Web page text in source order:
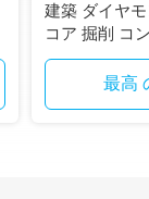
建築 ダイヤ
コア 掘削 コ
最高